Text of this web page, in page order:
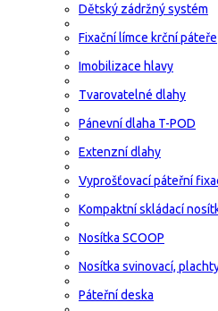
Dětský zádržný systém
Fixační límce krční páteře
Imobilizace hlavy
Tvarovatelné dlahy
Pánevní dlaha T-POD
Extenzní dlahy
Vyprošťovací páteřní
Kompaktní skládací
Nosítka SCOOP
Nosítka svinovací,
Páteřní deska